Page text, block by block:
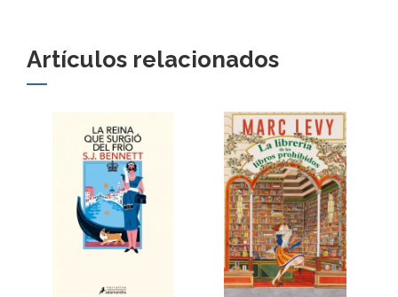
Artículos relacionados